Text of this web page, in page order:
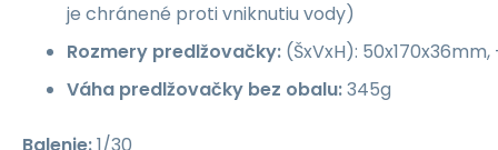
je chránené proti vniknutiu vody)
Rozmery predlžovačky: (ŠxVxH): 50x170x36mm,
Váha predlžovačky bez obalu:345g